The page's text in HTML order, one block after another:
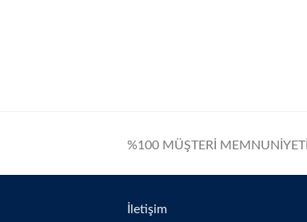
%100 MÜŞTERİ MEMNUNİYETİ
İletişim